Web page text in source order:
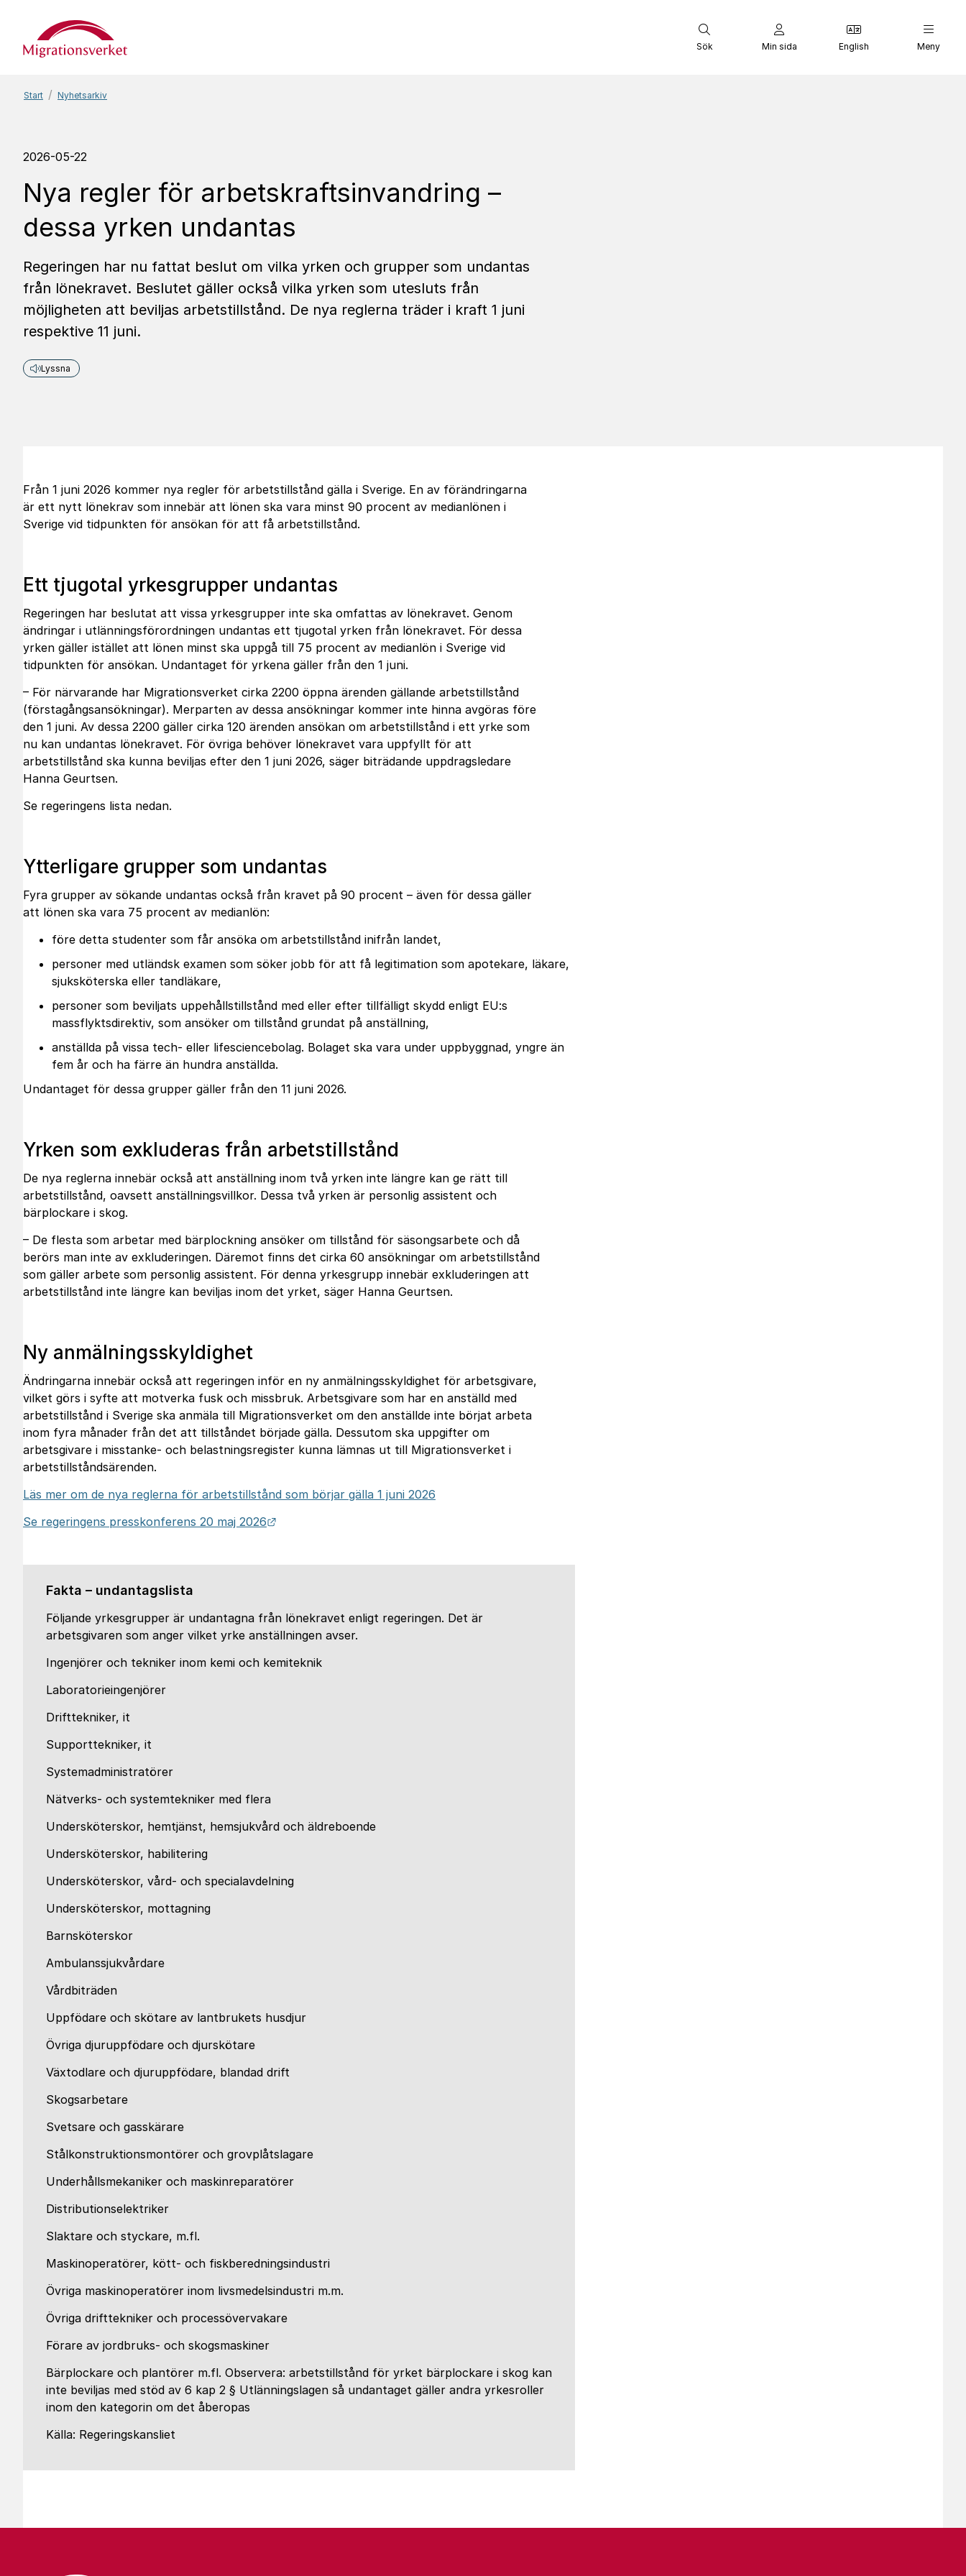
Start
Sök Min sida English Meny
Start Nyhetsarkiv
2026-05-22
Nya regler för arbetskraftsinvandring –
dessa yrken undantas
Regeringen har nu fattat beslut om vilka yrken och grupper som undantas
från lönekravet. Beslutet gäller också vilka yrken som utesluts från
möjligheten att beviljas arbetstillstånd. De nya reglerna träder i kraft 1 juni
respektive 11 juni.
Lyssna
Från 1 juni 2026 kommer nya regler för arbetstillstånd gälla i Sverige. En av förändringarna
är ett nytt lönekrav som innebär att lönen ska vara minst 90 procent av medianlönen i
Sverige vid tidpunkten för ansökan för att få arbetstillstånd.
Ett tjugotal yrkesgrupper undantas
Regeringen har beslutat att vissa yrkesgrupper inte ska omfattas av lönekravet. Genom
ändringar i utlänningsförordningen undantas ett tjugotal yrken från lönekravet. För dessa
yrken gäller istället att lönen minst ska uppgå till 75 procent av medianlön i Sverige vid
tidpunkten för ansökan. Undantaget för yrkena gäller från den 1 juni.
– För närvarande har Migrationsverket cirka 2200 öppna ärenden gällande arbetstillstånd
(förstagångsansökningar). Merparten av dessa ansökningar kommer inte hinna avgöras före
den 1 juni. Av dessa 2200 gäller cirka 120 ärenden ansökan om arbetstillstånd i ett yrke som
nu kan undantas lönekravet. För övriga behöver lönekravet vara uppfyllt för att
arbetstillstånd ska kunna beviljas efter den 1 juni 2026, säger biträdande uppdragsledare
Hanna Geurtsen.
Se regeringens lista nedan.
Ytterligare grupper som undantas
Fyra grupper av sökande undantas också från kravet på 90 procent – även för dessa gäller
att lönen ska vara 75 procent av medianlön:
före detta studenter som får ansöka om arbetstillstånd inifrån landet,
personer med utländsk examen som söker jobb för att få legitimation som apotekare, läkare,
sjuksköterska eller tandläkare,
personer som beviljats uppehållstillstånd med eller efter tillfälligt skydd enligt EU:s
massflyktsdirektiv, som ansöker om tillstånd grundat på anställning,
anställda på vissa tech- eller lifesciencebolag. Bolaget ska vara under uppbyggnad, yngre än
fem år och ha färre än hundra anställda.
Undantaget för dessa grupper gäller från den 11 juni 2026.
Yrken som exkluderas från arbetstillstånd
De nya reglerna innebär också att anställning inom två yrken inte längre kan ge rätt till
arbetstillstånd, oavsett anställningsvillkor. Dessa två yrken är personlig assistent och
bärplockare i skog.
– De flesta som arbetar med bärplockning ansöker om tillstånd för säsongsarbete och då
berörs man inte av exkluderingen. Däremot finns det cirka 60 ansökningar om arbetstillstånd
som gäller arbete som personlig assistent. För denna yrkesgrupp innebär exkluderingen att
arbetstillstånd inte längre kan beviljas inom det yrket, säger Hanna Geurtsen.
Ny anmälningsskyldighet
Ändringarna innebär också att regeringen inför en ny anmälningsskyldighet för arbetsgivare,
vilket görs i syfte att motverka fusk och missbruk. Arbetsgivare som har en anställd med
arbetstillstånd i Sverige ska anmäla till Migrationsverket om den anställde inte börjat arbeta
inom fyra månader från det att tillståndet började gälla. Dessutom ska uppgifter om
arbetsgivare i misstanke- och belastningsregister kunna lämnas ut till Migrationsverket i
arbetstillståndsärenden.
Läs mer om de nya reglerna för arbetstillstånd som börjar gälla 1 juni 2026
Se regeringens presskonferens 20 maj 2026
Fakta – undantagslista
Följande yrkesgrupper är undantagna från lönekravet enligt regeringen. Det är
arbetsgivaren som anger vilket yrke anställningen avser.
Ingenjörer och tekniker inom kemi och kemiteknik
Laboratorieingenjörer
Drifttekniker, it
Supporttekniker, it
Systemadministratörer
Nätverks- och systemtekniker med flera
Undersköterskor, hemtjänst, hemsjukvård och äldreboende
Undersköterskor, habilitering
Undersköterskor, vård- och specialavdelning
Undersköterskor, mottagning
Barnsköterskor
Ambulanssjukvårdare
Vårdbiträden
Uppfödare och skötare av lantbrukets husdjur
Övriga djuruppfödare och djurskötare
Växtodlare och djuruppfödare, blandad drift
Skogsarbetare
Svetsare och gasskärare
Stålkonstruktionsmontörer och grovplåtslagare
Underhållsmekaniker och maskinreparatörer
Distributionselektriker
Slaktare och styckare, m.fl.
Maskinoperatörer, kött- och fiskberedningsindustri
Övriga maskinoperatörer inom livsmedelsindustri m.m.
Övriga drifttekniker och processövervakare
Förare av jordbruks- och skogsmaskiner
Bärplockare och plantörer m.fl. Observera: arbetstillstånd för yrket bärplockare i skog kan
inte beviljas med stöd av 6 kap 2 § Utlänningslagen så undantaget gäller andra yrkesroller
inom den kategorin om det åberopas
Källa: Regeringskansliet